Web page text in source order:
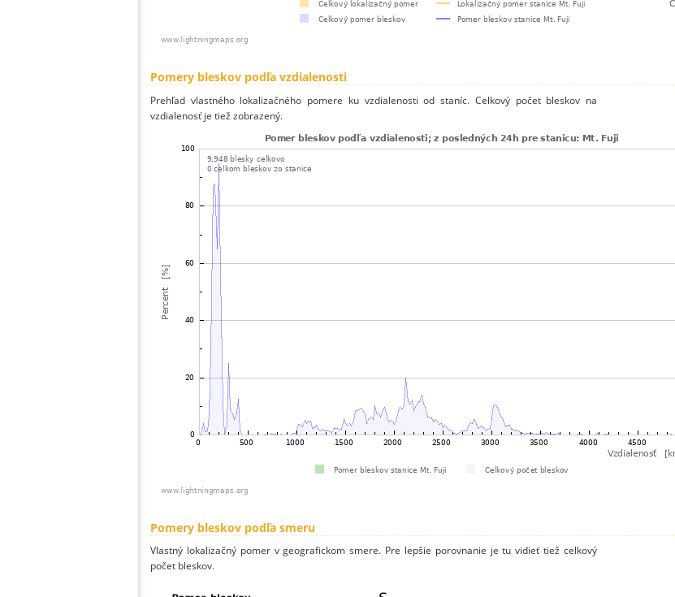
Pomery bleskov podľa vzdialenosti
Prehľad vlastného lokalizačného pomere ku vzdialenosti od staníc. Celkový počet bleskov na
vzdialenosť je tiež zobrazený.
Pomery bleskov podľa smeru
Vlastný lokalizačný pomer v geografickom smere. Pre lepšie porovnanie je tu vidieť tiež celkový
počet bleskov.